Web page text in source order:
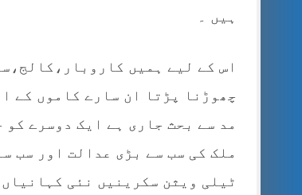
ہیں ۔
اس کے لیے ہمیں
چھوڑنا پڑتا ان سارے کاموں کے
مد سے بحث جاری ہے ایک دوسرے
ملک کی سب سے بڑی عدالت اور سب
ٹیلی ویثن سکرینیں نئی